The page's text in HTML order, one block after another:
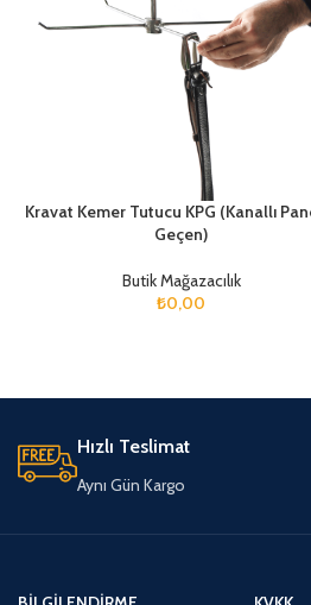
Kravat Kemer Tutucu KPG (Kanallı
Geçen)
Butik Mağazacılık
₺0,00
Hızlı Teslimat
Aynı Gün Kargo